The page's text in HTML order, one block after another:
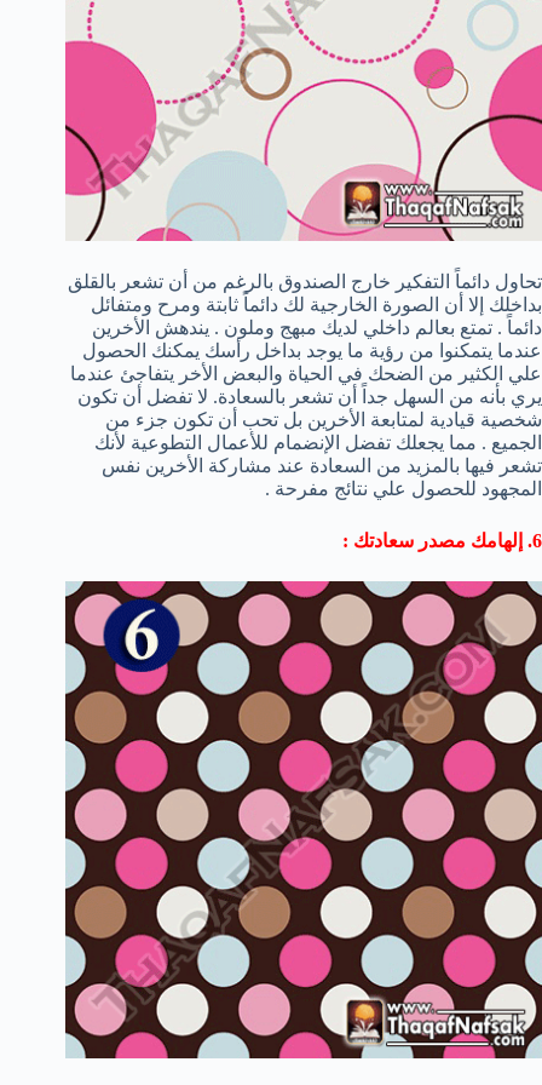
تحاول دائماً التفكير خارج الصندوق بالرغم من أن تشعر بالقلق
بداخلك إلا أن الصورة الخارجية لك دائماً ثابتة ومرح ومتفائل
دائماً . تمتع بعالم داخلي لديك مبهج وملون . يندهش الأخرين
عندما يتمكنوا من رؤية ما يوجد بداخل رأسك يمكنك الحصول
علي الكثير من الضحك في الحياة والبعض الأخر يتفاجئ عندما
يري بأنه من السهل جداً أن تشعر بالسعادة. لا تفضل أن تكون
شخصية قيادية لمتابعة الأخرين بل تحب أن تكون جزء من
الجميع . مما يجعلك تفضل الإنضمام للأعمال التطوعية لأنك
تشعر فيها بالمزيد من السعادة عند مشاركة الأخرين نفس
المجهود للحصول علي نتائج مفرحة .
6. إلهامك مصدر سعادتك :